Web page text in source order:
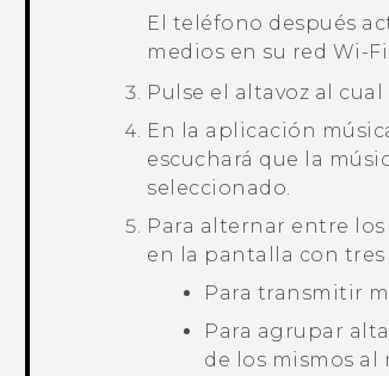
El teléfono después
medios en su red Wi‍-Fi
Pulse el altavoz al
En la aplicación
escuchará que la
seleccionado.
Para alternar entre
en la pantalla con tres
Para transmitir
Para agrupar
de los mismos